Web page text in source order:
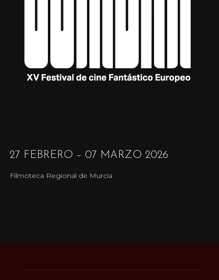
27 FEBRERO – 07 MARZO 2026
Filmoteca Regional de Murcia